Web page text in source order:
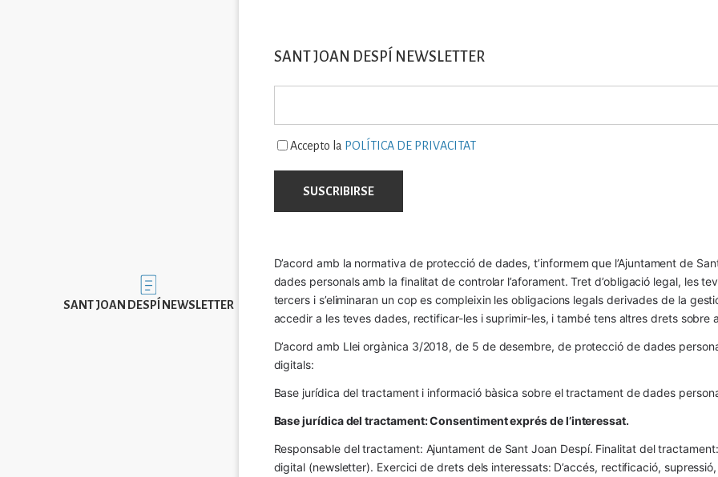
Imatge
SANT JOAN DESPÍ NEWSLETTER
SANT JOAN DESPÍ NEWSLETTER
Accepto la POLÍTICA DE PRIVACITAT
D’acord amb la normativa de protecció de dades, t’informem que l’Ajuntament de
dades personals amb la finalitat de controlar l’aforament. Tret d’obligació legal, les
tercers i s’eliminaran un cop es compleixin les obligacions legals derivades de la
accedir a les teves dades, rectificar-les i suprimir-les, i també tens altres drets sobre
D’acord amb Llei orgànica 3/2018, de 5 de desembre, de protecció de dades
digitals:
Base jurídica del tractament i informació bàsica sobre el tractament de dades
Base jurídica del tractament: Consentiment exprés de l’interessat.
Responsable del tractament: Ajuntament de Sant Joan Despí. Finalitat del
digital (newsletter). Exercici de drets dels interessats: D’accés, rectificació,